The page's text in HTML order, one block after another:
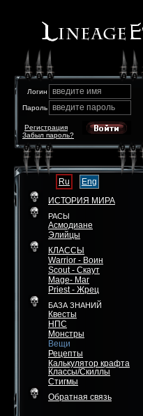
Логин введите имя
Пароль введите пароль
Забыл пароль?
Регистрация
Ru
Eng
ИСТОРИЯ МИРА
РАСЫ
Асмодиане
Элийцы
КЛАССЫ
Warrior - Воин
Scout - Скаут
Mage- Маг
Priest - Жрец
БАЗА ЗНАНИЙ
Квесты
НПС
Монстры
Вещи
Рецепты
Калькулятор крафта
Классы/Скиллы
Стигмы
Обратная связь